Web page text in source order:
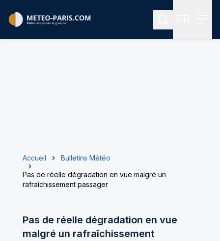
Rechercher
Accueil
Bulletins Météo
Pas de réelle dégradation en vue malgré un
rafraîchissement passager
Pas de réelle dégradation en vue
malgré un rafraîchissement